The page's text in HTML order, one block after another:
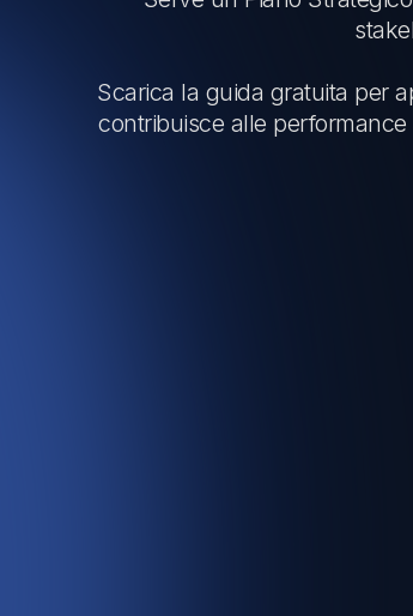
Scarica la guida gratuita per
contribuisce alle